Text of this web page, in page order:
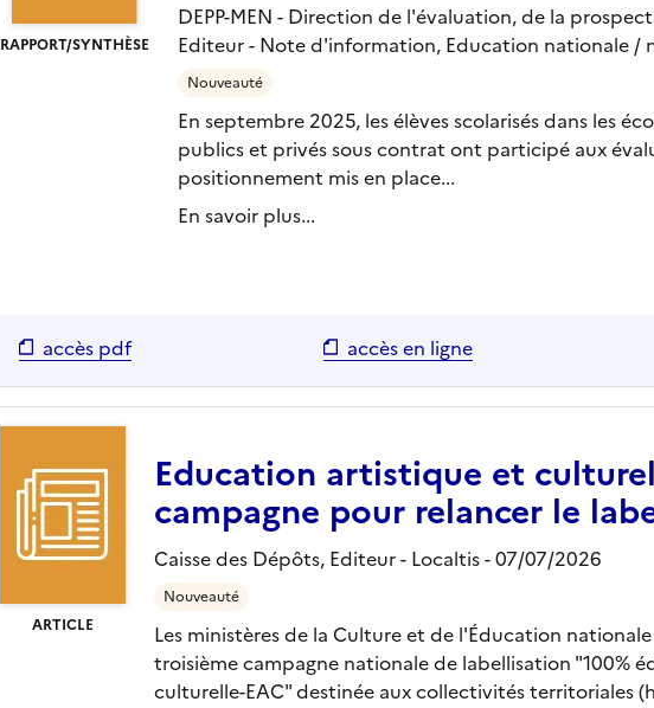
RAPPORT/SYNTHÈSE
DEPP-MEN - Direction de l'évaluation, de la
Editeur- Note d'information, Education nationale /
Nouveauté
En septembre 2025, les élèves scolarisés dans les
publics et privés sous contrat ont participé aux
positionnement mis en place...
En savoir plus...
accès pdf accès en ligne
ARTICLE
Education artistique et
campagne pour relancer le
Caisse des Dépôts, Editeur- Localtis- 07/07/2026
Nouveauté
Les ministères de la Culture et de l'Éducation
troisième campagne nationale de labellisation "100%
culturelle-EAC" destinée aux collectivités territoriales